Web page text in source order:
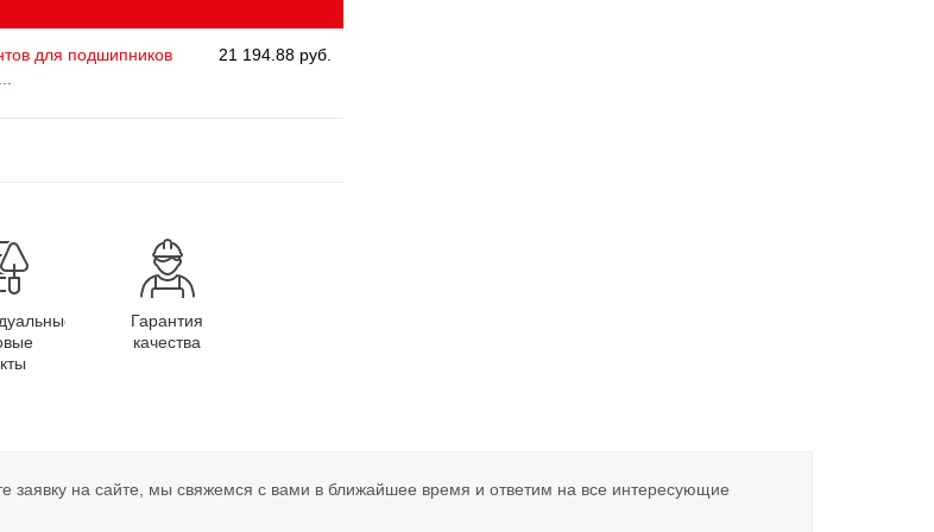
для подшипников
21 194.88 руб.
Гарантия
качества
заявку на сайте, мы свяжемся с вами в ближайшее время и ответим на все интересующие